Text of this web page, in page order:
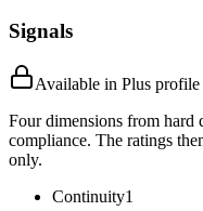
Signals
Available in Plus profile
Four dimensions from
compliance. The ratings
only.
Continuity1